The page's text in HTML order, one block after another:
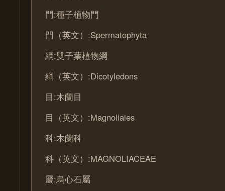
門:種子植物門
門（英文）:Spermatophyta
綱:雙子葉植物綱
綱（英文）:Dicotyledons
目:木蘭目
目（英文）:Magnoliales
科:木蘭科
科（英文）:MAGNOLIACEAE
屬:烏心石屬